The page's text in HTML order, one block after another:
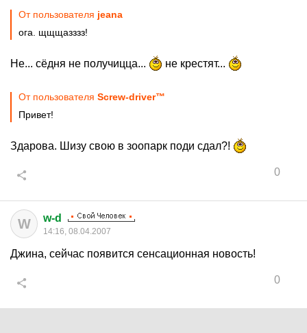
От пользователя jeana
ога. щщщазззз!
Не... сёдня не получицца... не крестят...
От пользователя Screw-driver™
Привет!
Здарова. Шизу свою в зоопарк поди сдал?!
0
W w-d
14:16, 08.04.2007
Джина, сейчас появится сенсационная новость!
0